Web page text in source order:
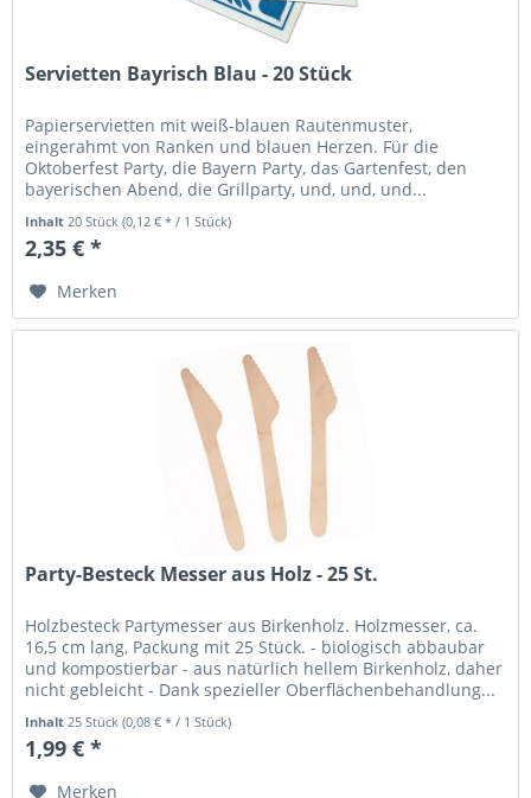
Servietten Bayrisch Blau - 20 Stück
Papierservietten mit weiß-blauen Rautenmuster,
eingerahmt von Ranken und blauen Herzen. Für die
Oktoberfest Party, die Bayern Party, das Gartenfest, den
bayerischen Abend, die Grillparty, und, und, und...
Inhalt20 Stück(0,12 € * / 1 Stück)
2,35 € *
Merken
Party-Besteck Messer aus Holz - 25 St.
Holzbesteck Partymesser aus Birkenholz. Holzmesser, ca.
16,5 cm lang, Packung mit 25 Stück. - biologisch abbaubar
und kompostierbar - aus natürlich hellem Birkenholz, daher
nicht gebleicht - Dank spezieller Oberflächenbehandlung...
Inhalt25 Stück(0,08 € * / 1 Stück)
1,99 € *
Merken